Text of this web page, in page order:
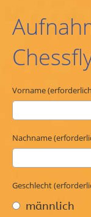
Vorname
Nachname
Geschlecht
männlich